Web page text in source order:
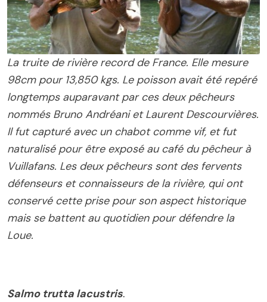
La truite de rivière record de France. Elle mesure
98cm pour 13,850 kgs. Le poisson avait été repéré
longtemps auparavant par ces deux pêcheurs
nommés Bruno Andréani et Laurent Descourvières.
Il fut capturé avec un chabot comme vif, et fut
naturalisé pour être exposé au café du pêcheur à
Vuillafans. Les deux pêcheurs sont des fervents
défenseurs et connaisseurs de la rivière, qui ont
conservé cette prise pour son aspect historique
mais se battent au quotidien pour défendre la
Loue.
Salmo trutta lacustris.